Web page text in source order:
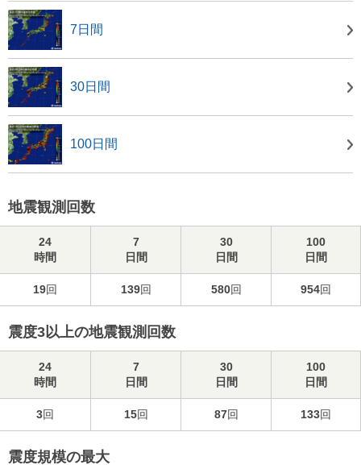
7日間
30日間
100日間
地震観測回数
24
時間
7
日間
30
日間
100
日間
19回 139回 580回 954回
震度3以上の地震観測回数
24
時間
7
日間
30
日間
100
日間
3回 15回 87回 133回
震度規模の最大